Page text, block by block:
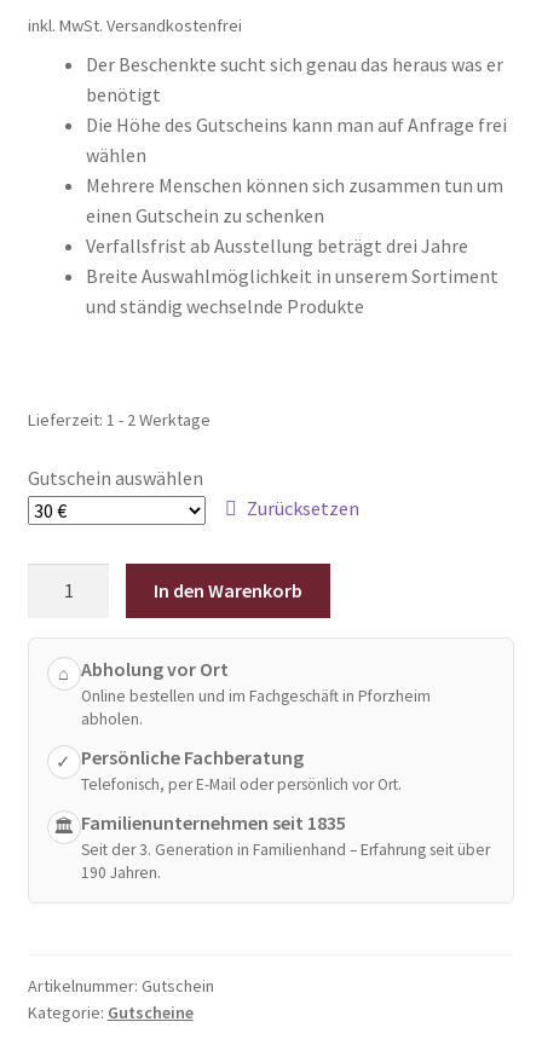
Gutschein
Ratgeber
Über Carl Stieß
Kontakt & Beratung
inkl. MwSt. Versandkostenfrei
Der Beschenkte sucht sich genau das heraus was er
benötigt
Die Höhe des Gutscheins kann man auf Anfrage frei
wählen
Mehrere Menschen können sich zusammen tun um
einen Gutschein zu schenken
Verfallsfrist ab Ausstellung beträgt drei Jahre
Breite Auswahlmöglichkeit in unserem Sortiment
und ständig wechselnde Produkte
Lieferzeit: 1 - 2 Werktage
Gutschein auswählen
Zurücksetzen
In den Warenkorb
⌂ Abholung vor Ort
Online bestellen und im Fachgeschäft in Pforzheim
abholen.
✓ Persönliche Fachberatung
Telefonisch, per E-Mail oder persönlich vor Ort.
🏛 Familienunternehmen seit 1835
Seit der 3. Generation in Familienhand – Erfahrung seit über
190 Jahren.
Artikelnummer: Gutschein
Kategorie: Gutscheine